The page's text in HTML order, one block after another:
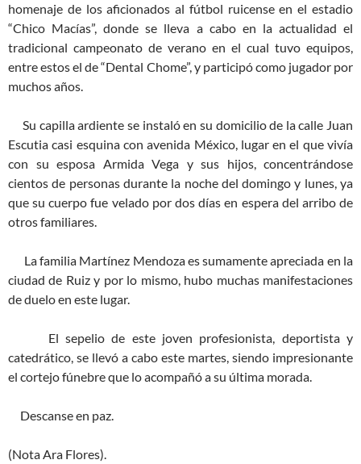
homenaje de los aficionados al fútbol ruicense en el estadio
“Chico Macías”, donde se lleva a cabo en la actualidad el
tradicional campeonato de verano en el cual tuvo equipos,
entre estos el de “Dental Chome”, y participó como jugador por
muchos años.
Su capilla ardiente se instaló en su domicilio de la calle Juan
Escutia casi esquina con avenida México, lugar en el que vivía
con su esposa Armida Vega y sus hijos, concentrándose
cientos de personas durante la noche del domingo y lunes, ya
que su cuerpo fue velado por dos días en espera del arribo de
otros familiares.
La familia Martínez Mendoza es sumamente apreciada en la
ciudad de Ruiz y por lo mismo, hubo muchas manifestaciones
de duelo en este lugar.
El sepelio de este joven profesionista, deportista y
catedrático, se llevó a cabo este martes, siendo impresionante
el cortejo fúnebre que lo acompañó a su última morada.
Descanse en paz.
(Nota Ara Flores).